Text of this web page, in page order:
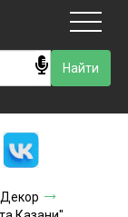
Декор